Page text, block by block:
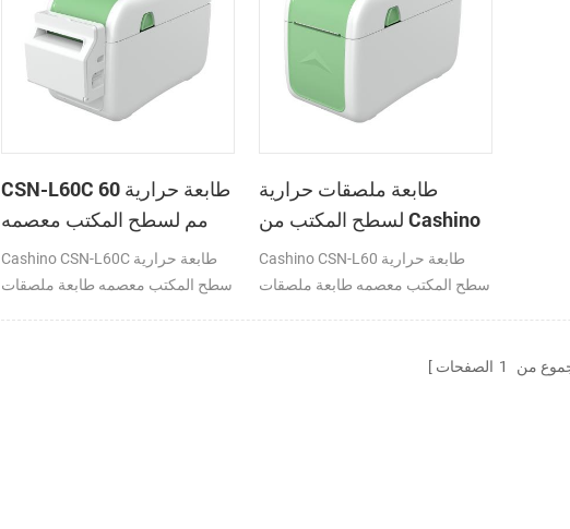
CSN-L60C طابعة حرارية 60
مم لسطح المكتب معصمه
طابعة ملصقات مع قاطع
Cashino CSN-L60C طابعة حرارية
سطح المكتب معصمه طابعة ملصقات
طابعة ملصقات حرارية
لسطح المكتب من Cashino
CSN-L60 مقاس 60 مم
Cashino CSN-L60 طابعة حرارية
سطح المكتب معصمه طابعة ملصقات
من
1 الصفحات